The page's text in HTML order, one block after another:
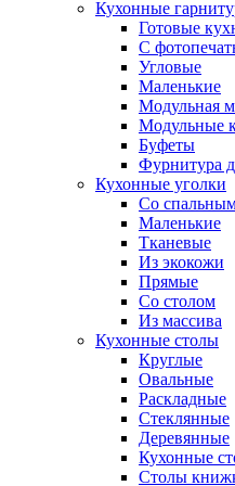
Кухонные
Готовые
С
Угловые
Маленькие
Модульная
Модульные
Буфеты
Фурнитура
Кухонные уголки
Со
Маленькие
Тканевые
Из экокожи
Прямые
Со столом
Из массива
Кухонные столы
Круглые
Овальные
Раскладные
Стеклянные
Деревянные
Кухонные
Столы